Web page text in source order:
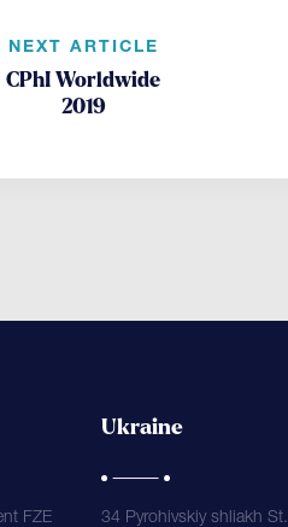
NEXT ARTICLE
CPhI Worldwide
2019
FZE
Ukraine
34 Pyrohivskiy shliakh St.